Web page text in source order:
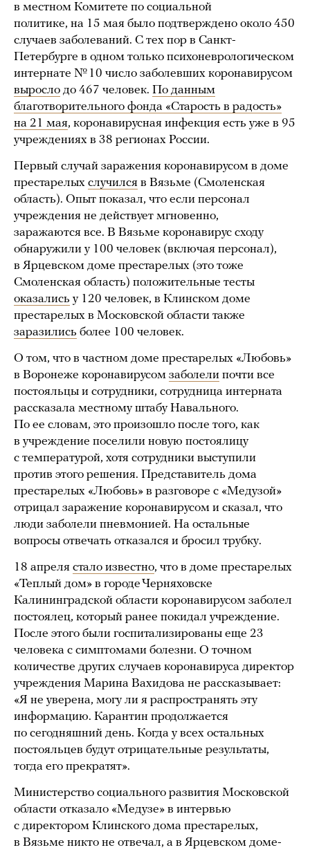
в местном Комитете по социальной
политике, на 15 мая было подтверждено около 450
случаев заболеваний. С тех пор в Санкт-
Петербурге в одном только психоневрологическом
интернате № 10 число заболевших коронавирусом
выросло до 467 человек. По данным
благотворительного фонда «Старость в радость»
на 21 мая, коронавирусная инфекция есть уже в 95
учреждениях в 38 регионах России.
Первый случай заражения коронавирусом в доме
престарелых случился в Вязьме (Смоленская
область). Опыт показал, что если персонал
учреждения не действует мгновенно,
заражаются все. В Вязьме коронавирус сходу
обнаружили у 100 человек (включая персонал),
в Ярцевском доме престарелых (это тоже
Смоленская область) положительные тесты
оказались у 120 человек, в Клинском доме
престарелых в Московской области также
заразились более 100 человек.
О том, что в частном доме престарелых «Любовь»
в Воронеже коронавирусом заболели почти все
постояльцы и сотрудники, сотрудница интерната
рассказала местному штабу Навального.
По ее словам, это произошло после того, как
в учреждение поселили новую постоялицу
с температурой, хотя сотрудники выступили
против этого решения. Представитель дома
престарелых «Любовь» в разговоре с «Медузой»
отрицал заражение коронавирусом и сказал, что
люди заболели пневмонией. На остальные
вопросы отвечать отказался и бросил трубку.
18 апреля стало известно, что в доме престарелых
«Теплый дом» в городе Черняховске
Калининградской области коронавирусом заболел
постоялец, который ранее покидал учреждение.
После этого были госпитализированы еще 23
человека с симптомами болезни. О точном
количестве других случаев коронавируса директор
учреждения Марина Вахидова не рассказывает:
«Я не уверена, могу ли я распространять эту
информацию. Карантин продолжается
по сегодняшний день. Когда у всех остальных
постояльцев будут отрицательные результаты,
тогда его прекратят».
Министерство социального развития Московской
области отказало «Медузе» в интервью
с директором Клинского дома престарелых,
в Вязьме никто не отвечал, а в Ярцевском доме-